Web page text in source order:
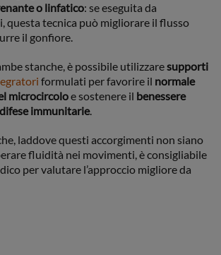
o linfatico: se eseguita da
questa tecnica può migliorare il flusso
il gonfiore.
stanche, è possibile utilizzaresupporti
formulati per favorire il normale
microcircoloe sostenere il benessere
immunitarie.
laddove questi accorgimenti non siano
fluidità nei movimenti, è consigliabile
per valutare l’approccio migliore da